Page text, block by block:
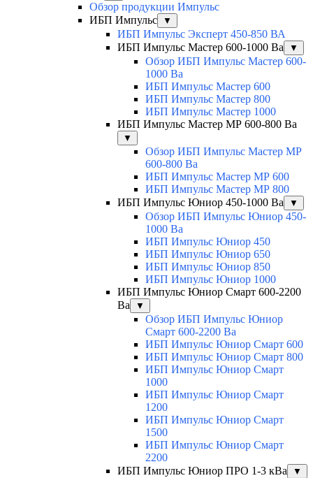
Обзор продукции Импульс
ИБП Импульс
▼
ИБП Импульс Эксперт 450-850 ВА
ИБП Импульс Мастер 600-1000 Ва
▼
Обзор ИБП Импульс Мастер 600-
1000 Ва
ИБП Импульс Мастер 600
ИБП Импульс Мастер 800
ИБП Импульс Мастер 1000
ИБП Импульс Мастер МР 600-800 Ва
▼
Обзор ИБП Импульс Мастер МР
600-800 Ва
ИБП Импульс Мастер МР 600
ИБП Импульс Мастер МР 800
ИБП Импульс Юниор 450-1000 Ва
▼
Обзор ИБП Импульс Юниор 450-
1000 Ва
ИБП Импульс Юниор 450
ИБП Импульс Юниор 650
ИБП Импульс Юниор 850
ИБП Импульс Юниор 1000
ИБП Импульс Юниор Смарт 600-2200
Ва
▼
Обзор ИБП Импульс Юниор
Смарт 600-2200 Ва
ИБП Импульс Юниор Смарт 600
ИБП Импульс Юниор Смарт 800
ИБП Импульс Юниор Смарт
1000
ИБП Импульс Юниор Смарт
1200
ИБП Импульс Юниор Смарт
1500
ИБП Импульс Юниор Смарт
2200
ИБП Импульс Юниор ПРО 1-3 кВа
▼